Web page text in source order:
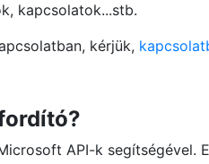
kapcsolatok...stb.
kérjük,
API-k segítségével.